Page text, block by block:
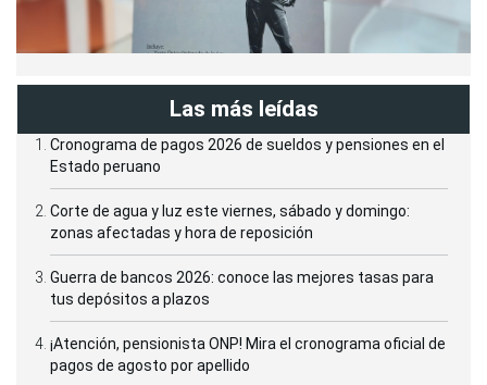
Las más leídas
Cronograma de pagos 2026 de sueldos y pensiones en el
Estado peruano
Corte de agua y luz este viernes, sábado y domingo:
zonas afectadas y hora de reposición
Guerra de bancos 2026: conoce las mejores tasas para
tus depósitos a plazos
¡Atención, pensionista ONP! Mira el cronograma oficial de
pagos de agosto por apellido